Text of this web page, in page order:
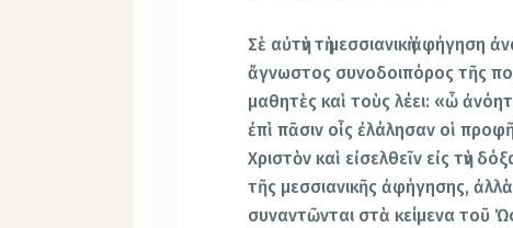
Σὲ αὐτὴν τὴ μεσσιανικὴ ἀφήγηση
ἄγνωστος συνοδοιπόρος τῆς
μαθητὲς καὶ τοὺς λέει: «ὦ
ἐπὶ πᾶσιν οἷς ἐλάλησαν οἱ
Χριστὸν καὶ εἰσελθεῖν εἰς τὴν
τῆς μεσσιανικῆς ἀφήγησης,
συναντῶνται στὰ κείμενα τοῦ